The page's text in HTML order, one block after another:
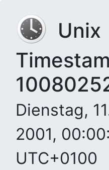
Unix
Dienstag,
2001,
UTC+0100